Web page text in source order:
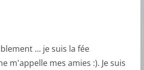
... je suis la fée
m'appelle mes amies :). Je suis